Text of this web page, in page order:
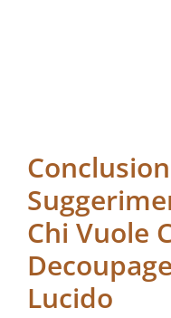
Chi Vuole
Lucido